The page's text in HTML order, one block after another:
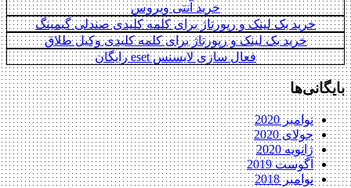
خرید آنتی ویروس
خرید بک لینک و رپورتاژ برای کلمه کلیدی صندلی گیمینگ
خرید بک لینک و رپورتاژ برای کلمه کلیدی وکیل طلاق
فعال سازی لایسنس eset رایگان
بایگانی‌ها
نوامبر 2020
جولای 2020
ژانویه 2020
آگوست 2019
نوامبر 2018